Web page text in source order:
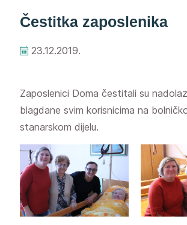
Čestitka zaposlenika
23.12.2019.
Zaposlenici Doma čestitali su
blagdane svim korisnicima na
stanarskom dijelu.